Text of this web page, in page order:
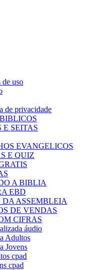
de uso
de privacidade
E SEITAS
EVANGELICOS
E QUIZ
A BIBLIA
EBD
DA ASSEMBLEIA
DE VENDAS
CIFRAS
áudio
Adultos
Jovens
cpad
cpad